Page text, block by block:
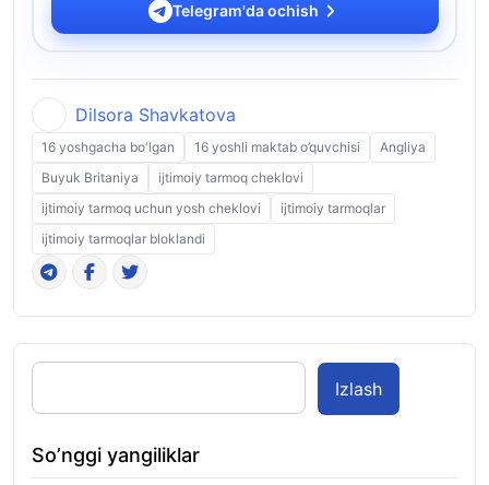
Telegram'da ochish
Dilsora Shavkatova
16 yoshgacha bo'lgan 16 yoshli maktab o’quvchisi
Angliya
Buyuk Britaniya
ijtimoiy tarmoq cheklovi
ijtimoiy tarmoq uchun yosh cheklovi
ijtimoiy tarmoqlar
ijtimoiy tarmoqlar bloklandi
Izlash
So’nggi yangiliklar